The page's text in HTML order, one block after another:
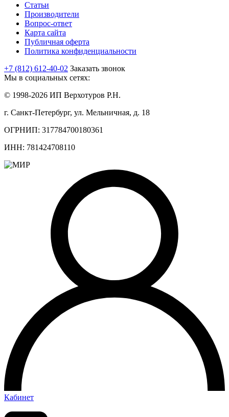
Статьи
Производители
Вопрос-ответ
Карта сайта
Публичная оферта
Политика конфиденциальности
+7 (812) 612-40-02 Заказать звонок
Мы в социальных сетях:
© 1998-2026 ИП Верхотуров Р.Н.
г. Санкт-Петербург, ул. Мельничная, д. 18
ОГРНИП: 317784700180361
ИНН: 781424708110
Кабинет